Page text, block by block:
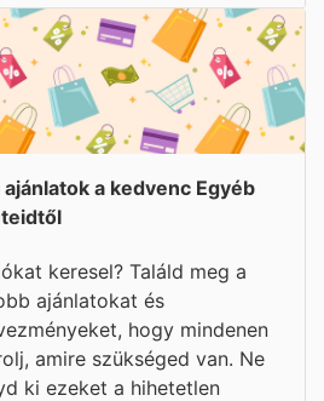
ajánlatok a kedvenc Egyéb
keresel? Találd meg a
ajánlatokat és
hogy mindenen
amire szükséged van. Ne
ki ezeket a hihetetlen